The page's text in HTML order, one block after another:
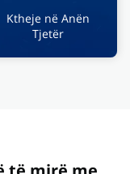
Ktheje në Anën
Tjetër